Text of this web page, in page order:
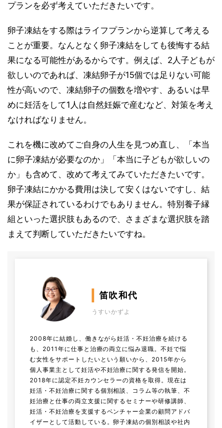
プランを必ず考えていただきたいです。
卵子凍結をする際はライフプランから逆算して考える
ことが重要。なんとなく卵子凍結をしても後悔する結
果になる可能性があるからです。例えば、2人子どもが
欲しいのであれば、凍結卵子が15個では足りない可能
性が高いので、凍結卵子の個数を増やす、あるいは早
めに妊活をして1人は自然妊娠で産むなど、対策を考え
なければなりません。
これを機に改めてご自身の人生を見つめ直し、「本当
に卵子凍結が必要なのか」「本当に子どもが欲しいの
か」も含めて、改めて考えてみていただきたいです。
卵子凍結にかかる費用は決して安くはないですし、結
果が保証されているわけでもありません。特別養子縁
組といった選択肢もあるので、さまざまな選択肢を踏
まえて判断していただきたいですね。
笛吹和代
うすいかずよ
2008年に結婚し、働きながら妊活・不妊治療を続ける
も、2011年に仕事と治療の両立に悩み退職。不妊で悩
む女性をサポートしたいという願いから、2015年から
個人事業主として妊活や不妊治療に関する発信を開始。
2018年に認定不妊カウンセラーの資格を取得。現在は
妊活・不妊治療に関する個別相談、コラム等の執筆、不
妊治療と仕事の両立支援に関するセミナーや研修講師、
妊活・不妊治療を支援するベンチャー企業の顧問アドバ
イザーとして活動している。卵子凍結の個別相談や社内